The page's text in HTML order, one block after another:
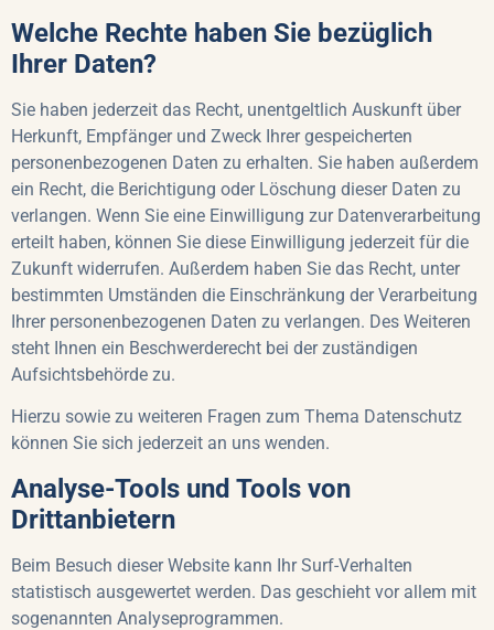
Welche Rechte haben Sie bezüglich
Ihrer Daten?
Sie haben jederzeit das Recht, unentgeltlich Auskunft über
Herkunft, Empfänger und Zweck Ihrer gespeicherten
personenbezogenen Daten zu erhalten. Sie haben außerdem
ein Recht, die Berichtigung oder Löschung dieser Daten zu
verlangen. Wenn Sie eine Einwilligung zur Datenverarbeitung
erteilt haben, können Sie diese Einwilligung jederzeit für die
Zukunft widerrufen. Außerdem haben Sie das Recht, unter
bestimmten Umständen die Einschränkung der Verarbeitung
Ihrer personenbezogenen Daten zu verlangen. Des Weiteren
steht Ihnen ein Beschwerderecht bei der zuständigen
Aufsichtsbehörde zu.
Hierzu sowie zu weiteren Fragen zum Thema Datenschutz
können Sie sich jederzeit an uns wenden.
Analyse-Tools und Tools von
Drittanbietern
Beim Besuch dieser Website kann Ihr Surf-Verhalten
statistisch ausgewertet werden. Das geschieht vor allem mit
sogenannten Analyseprogrammen.